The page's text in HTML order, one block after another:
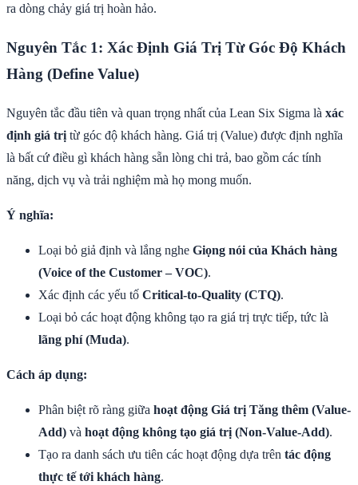
ra dòng chảy giá trị hoàn hảo.
Nguyên Tắc 1: Xác Định Giá Trị Từ Góc Độ Khách
Hàng (Define Value)
Nguyên tắc đầu tiên và quan trọng nhất của Lean Six Sigma là xác
định giá trị từ góc độ khách hàng. Giá trị (Value) được định nghĩa
là bất cứ điều gì khách hàng sẵn lòng chi trả, bao gồm các tính
năng, dịch vụ và trải nghiệm mà họ mong muốn.
Ý nghĩa:
Loại bỏ giả định và lắng nghe Giọng nói của Khách hàng
(Voice of the Customer – VOC).
Xác định các yếu tố Critical-to-Quality (CTQ).
Loại bỏ các hoạt động không tạo ra giá trị trực tiếp, tức là
lãng phí (Muda).
Cách áp dụng:
Phân biệt rõ ràng giữa hoạt động Giá trị Tăng thêm (Value-
Add) và hoạt động không tạo giá trị (Non-Value-Add).
Tạo ra danh sách ưu tiên các hoạt động dựa trên tác động
thực tế tới khách hàng.